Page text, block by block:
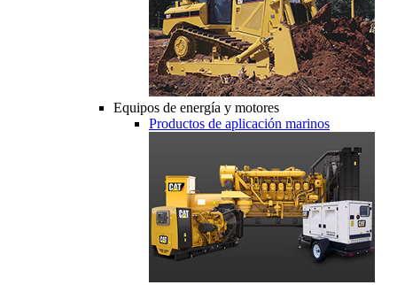
Equipos de energía y motores
Productos de aplicación marinos